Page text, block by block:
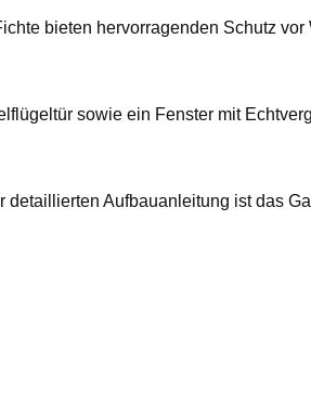
bieten hervorragenden Schutz
sowie ein Fenster mit
Aufbauanleitung ist das